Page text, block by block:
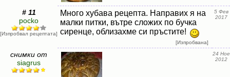
# 11
pocko
[Изпробвал рецептата]
Много хубава рецепта. Направих я на
малки питки, вътре сложих по бучка
сиренце, облизахме си пръстите!
[Изпробвана]
5 Фев
2017
снимки от
siagrus
24 Ное
2012